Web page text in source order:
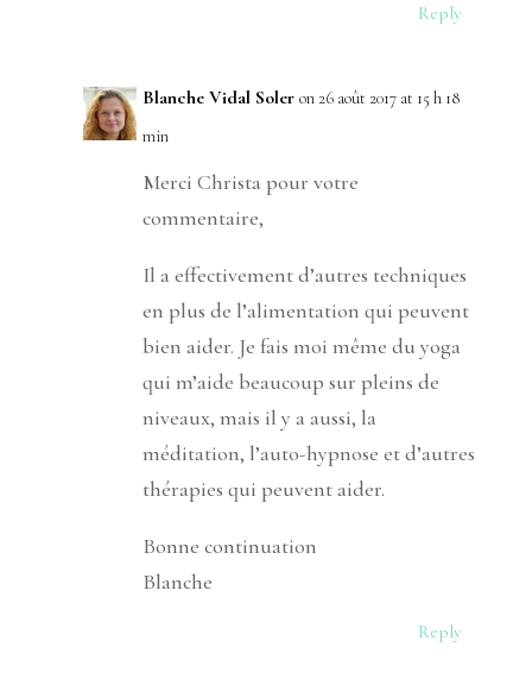
Reply
Blanche Vidal Soler on 26 août 2017 at 15 h 18
min
Merci Christa pour votre
commentaire,
Il a effectivement d’autres techniques
en plus de l’alimentation qui peuvent
bien aider. Je fais moi même du yoga
qui m’aide beaucoup sur pleins de
niveaux, mais il y a aussi, la
méditation, l’auto-hypnose et d’autres
thérapies qui peuvent aider.
Bonne continuation
Blanche
Reply